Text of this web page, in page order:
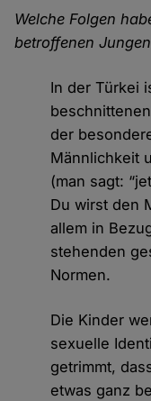
Welche Folgen
betroffenen
In der Türkei
der
Männlichkeit
(man sagt:
Du wirst den
allem in
stehenden
Normen.
Die Kinder
sexuelle
getrimmt,
etwas ganz